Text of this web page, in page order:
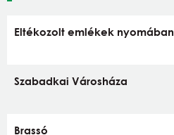
Eltékozolt emlékek nyomában
Szabadkai Városháza
Brassó